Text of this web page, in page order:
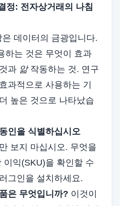
정: 전자상거래의 나침
데이터의 금광입니다.
하는 것은 무엇이 효과
과 앎작동하는 것. 연구
과적으로 사용하는 기
높은 것으로 나타났습
인을 식별하십시오
보지 마십시오. 무엇을
익(SKU)을 확인할 수
그인을 설치하세요.
은 무엇입니까? 이것이